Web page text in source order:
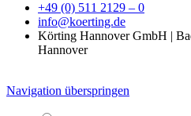
+49 (0) 511 2129 – 0
info@koerting.de
Körting Hannover GmbH |
Hannover
Navigation überspringen